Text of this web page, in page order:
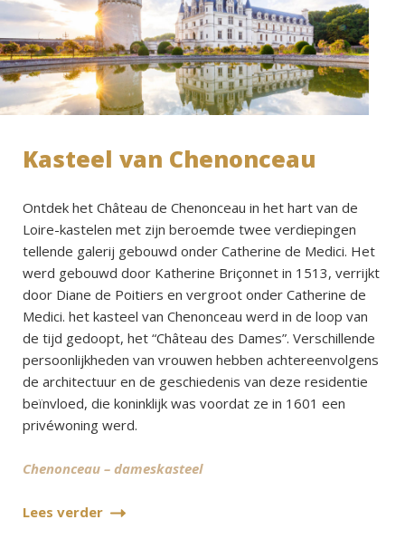
Kasteel van Chenonceau
Ontdek het Château de Chenonceau in het hart van de
Loire-kastelen met zijn beroemde twee verdiepingen
tellende galerij gebouwd onder Catherine de Medici. Het
werd gebouwd door Katherine Briçonnet in 1513, verrijkt
door Diane de Poitiers en vergroot onder Catherine de
Medici. het kasteel van Chenonceau werd in de loop van
de tijd gedoopt, het “Château des Dames”. Verschillende
persoonlijkheden van vrouwen hebben achtereenvolgens
de architectuur en de geschiedenis van deze residentie
beïnvloed, die koninklijk was voordat ze in 1601 een
privéwoning werd.
Chenonceau – dameskasteel
Lees verder